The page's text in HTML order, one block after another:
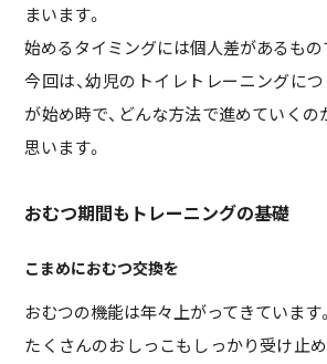
まいます。
始めるタイミングには個人差があるもの
今回は、幼児のトイレトレーニングに
が始め時で、どんな方法で進めていく
思います。
おむつ期間もトレーニングの基礎
こまめにおむつ交換を
おむつの機能は年々上がってきています。
たくさんのおしっこもしっかり受け止